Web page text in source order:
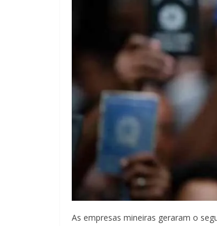
As empresas mineiras geraram o